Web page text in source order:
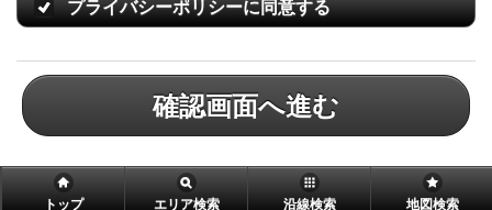
プライバシーポリシーに同意する
確認画面へ進む
トップ エリア検索 沿線検索 地図検索